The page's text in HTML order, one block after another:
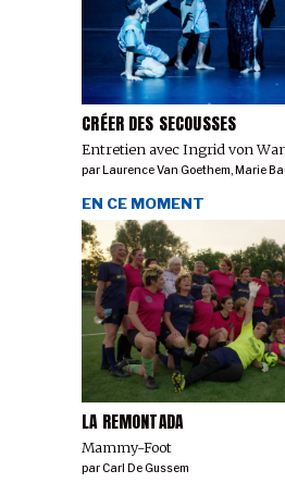
CRÉER DES SECOUSSES
Entretien avec Ingrid von
par Laurence Van Goethem, Marie
LA REMONTADA
Mammy-Foot
EN CE MOMENT
parCarl De Gussem